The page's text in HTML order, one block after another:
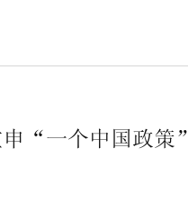
申“一个中国政策”